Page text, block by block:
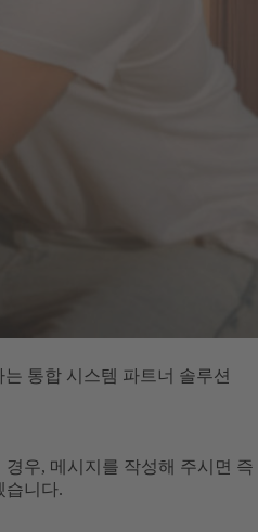
는 통합 시스템 파트너 솔루션
경우, 메시지를 작성해 주시면 즉
습니다.